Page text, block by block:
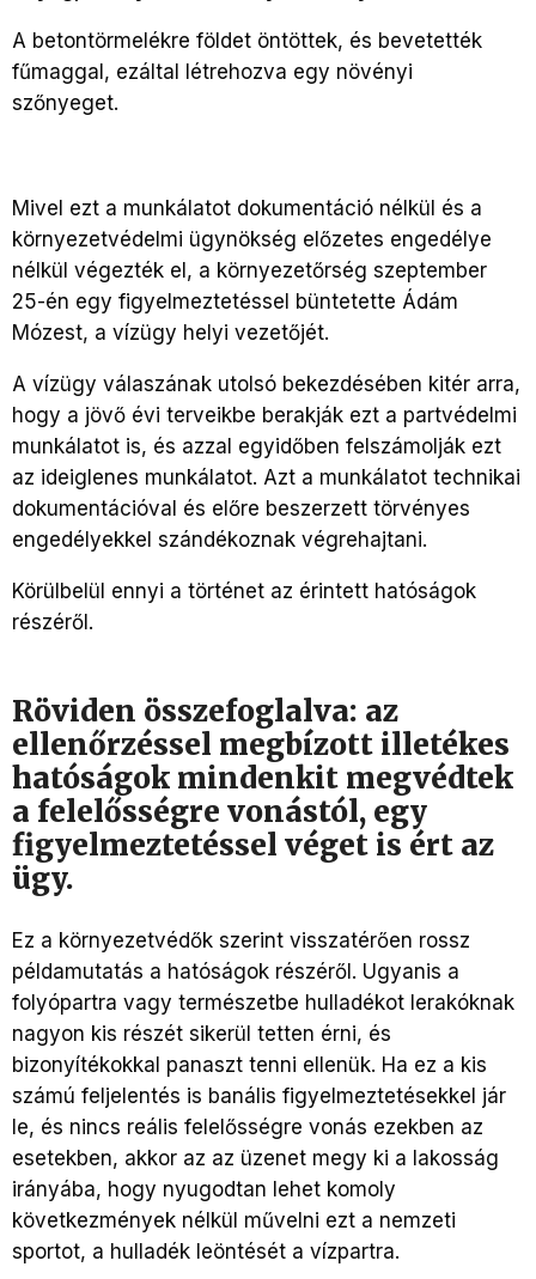
A betontörmelékre földet öntöttek, és bevetették
fűmaggal, ezáltal létrehozva egy növényi
szőnyeget.
Mivel ezt a munkálatot dokumentáció nélkül és a
környezetvédelmi ügynökség előzetes engedélye
nélkül végezték el, a környezetőrség szeptember
25-én egy figyelmeztetéssel büntetette Ádám
Mózest, a vízügy helyi vezetőjét.
A vízügy válaszának utolsó bekezdésében kitér arra,
hogy a jövő évi terveikbe berakják ezt a partvédelmi
munkálatot is, és azzal egyidőben felszámolják ezt
az ideiglenes munkálatot. Azt a munkálatot technikai
dokumentációval és előre beszerzett törvényes
engedélyekkel szándékoznak végrehajtani.
Körülbelül ennyi a történet az érintett hatóságok
részéről.
Röviden összefoglalva: az
ellenőrzéssel megbízott illetékes
hatóságok mindenkit megvédtek
a felelősségre vonástól, egy
figyelmeztetéssel véget is ért az
ügy.
Ez a környezetvédők szerint visszatérően rossz
példamutatás a hatóságok részéről. Ugyanis a
folyópartra vagy természetbe hulladékot lerakóknak
nagyon kis részét sikerül tetten érni, és
bizonyítékokkal panaszt tenni ellenük. Ha ez a kis
számú feljelentés is banális figyelmeztetésekkel jár
le, és nincs reális felelősségre vonás ezekben az
esetekben, akkor az az üzenet megy ki a lakosság
irányába, hogy nyugodtan lehet komoly
következmények nélkül művelni ezt a nemzeti
sportot, a hulladék leöntését a vízpartra.